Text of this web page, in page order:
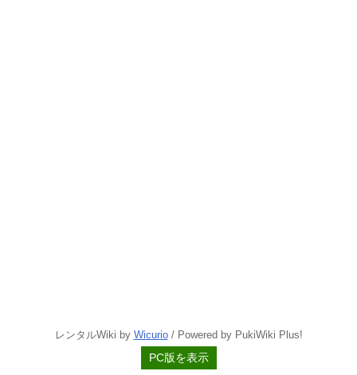
レンタルWiki by Wicurio/ Powered by PukiWiki Plus!
PC版を表示